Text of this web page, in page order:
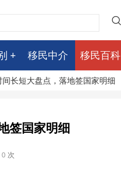
移民中介 移民百科
长短大盘点，落地签国家明细
签国家明细
0 次